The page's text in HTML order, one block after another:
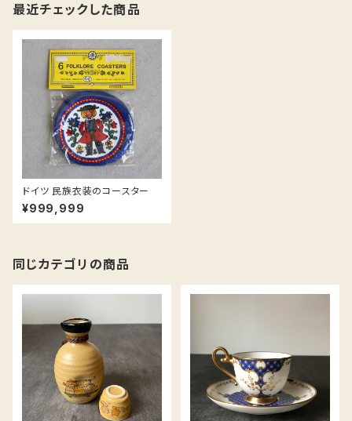
最近チェックした商品
ドイツ 民族衣装のコースター
¥999,999
同じカテゴリの商品